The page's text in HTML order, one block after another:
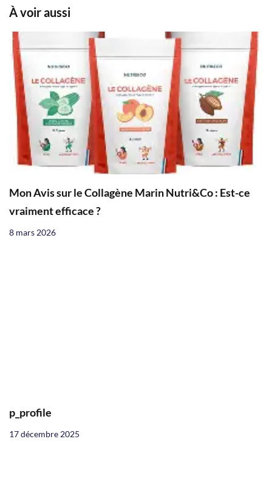
À voir aussi
Mon Avis sur le Collagène Marin Nutri&Co : Est-ce
vraiment efficace ?
8 mars 2026
p_profile
17 décembre 2025